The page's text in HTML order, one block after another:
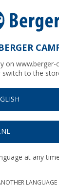
Pioneer
om het
on www.berger-
to the
at any
LANGUAGE